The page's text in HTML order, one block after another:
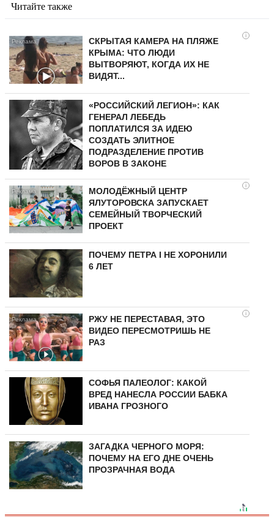
Читайте также
i
СКРЫТАЯ КАМЕРА НА ПЛЯЖЕ
КРЫМА: ЧТО ЛЮДИ
ВЫТВОРЯЮТ, КОГДА ИХ НЕ
ВИДЯТ...
«РОССИЙСКИЙ ЛЕГИОН»: КАК
ГЕНЕРАЛ ЛЕБЕДЬ
ПОПЛАТИЛСЯ ЗА ИДЕЮ
СОЗДАТЬ ЭЛИТНОЕ
ПОДРАЗДЕЛЕНИЕ ПРОТИВ
ВОРОВ В ЗАКОНЕ
i
МОЛОДЁЖНЫЙ ЦЕНТР
ЯЛУТОРОВСКА ЗАПУСКАЕТ
СЕМЕЙНЫЙ ТВОРЧЕСКИЙ
ПРОЕКТ
ПОЧЕМУ ПЕТРА I НЕ ХОРОНИЛИ
6 ЛЕТ
i
РЖУ НЕ ПЕРЕСТАВАЯ, ЭТО
ВИДЕО ПЕРЕСМОТРИШЬ НЕ
РАЗ
СОФЬЯ ПАЛЕОЛОГ: КАКОЙ
ВРЕД НАНЕСЛА РОССИИ БАБКА
ИВАНА ГРОЗНОГО
ЗАГАДКА ЧЕРНОГО МОРЯ:
ПОЧЕМУ НА ЕГО ДНЕ ОЧЕНЬ
ПРОЗРАЧНАЯ ВОДА